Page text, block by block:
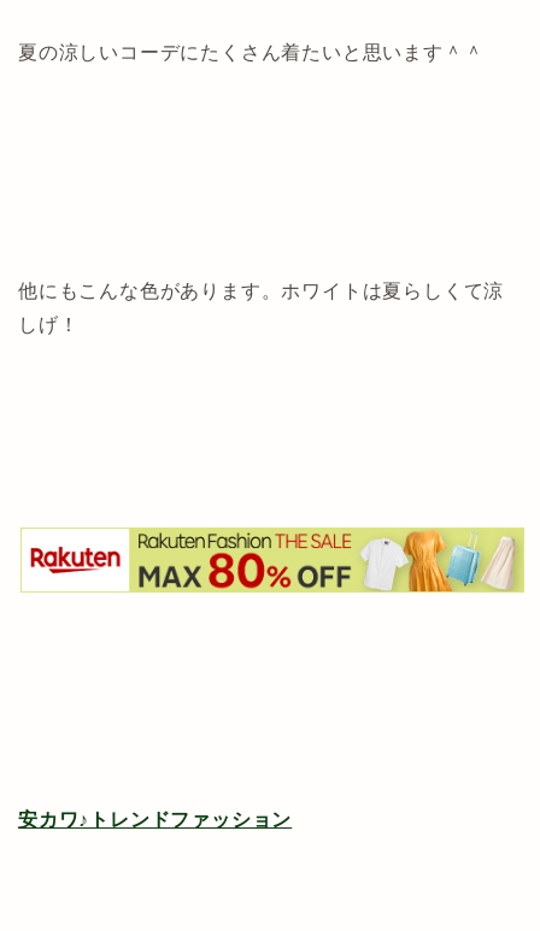
夏の涼しいコーデにたくさん着たいと思います＾＾
他にもこんな色があります。ホワイトは夏らしくて涼
しげ！
安カワ♪トレンドファッション